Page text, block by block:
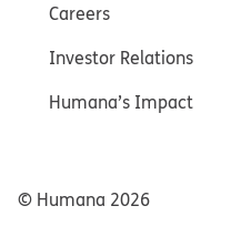
Careers
Investor Relations
Humana’s Impact
© Humana 2026